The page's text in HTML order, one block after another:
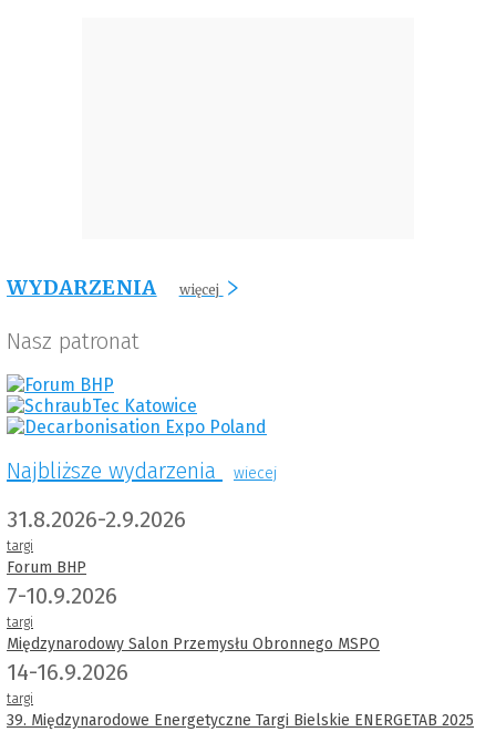
WYDARZENIA więcej
Nasz patronat
Najbliższe wydarzenia wiecej
31.8.2026-2.9.2026
targi
Forum BHP
7-10.9.2026
targi
Międzynarodowy Salon Przemysłu Obronnego MSPO
14-16.9.2026
targi
39. Międzynarodowe Energetyczne Targi Bielskie ENERGETAB 2025